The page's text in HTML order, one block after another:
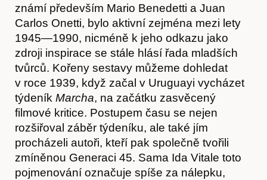
známí především Mario Benedetti a Juan
Carlos Onetti, bylo aktivní zejména mezi lety
1945—1990, nicméně k jeho odkazu jako
zdroji inspirace se stále hlásí řada mladších
tvůrců. Kořeny sestavy můžeme dohledat
v roce 1939, když začal v Uruguayi vycházet
týdeník Marcha, na začátku zasvěcený
filmové kritice. Postupem času se nejen
rozšiřoval záběr týdeníku, ale také jím
procházeli autoři, kteří pak společně tvořili
zmíněnou Generaci 45. Sama Ida Vitale toto
pojmenování označuje spíše za nálepku,